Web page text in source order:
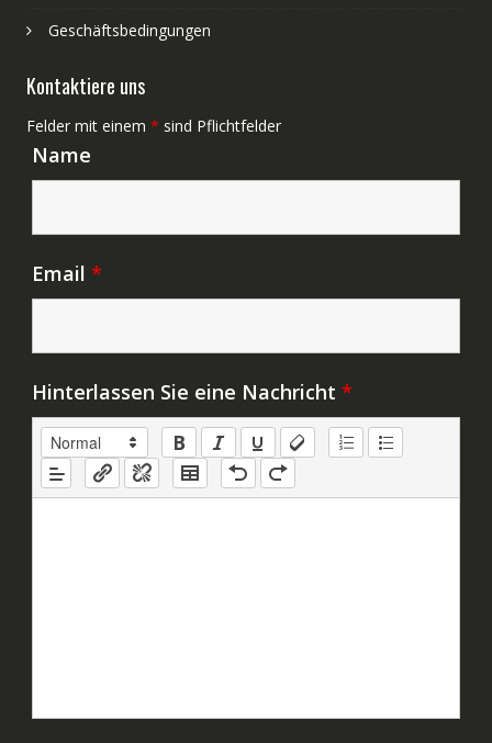
Geschäftsbedingungen
Kontaktiere uns
Felder mit einem * sind Pflichtfelder
Name
Email *
Hinterlassen Sie eine Nachricht *